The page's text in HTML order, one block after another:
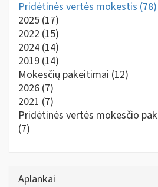
Pridėtinės vertės mokestis (78)
2025 (17)
2022 (15)
2024 (14)
2019 (14)
Mokesčių pakeitimai (12)
2026 (7)
2021 (7)
Pridėtinės vertės mokesčio
(7)
Aplankai